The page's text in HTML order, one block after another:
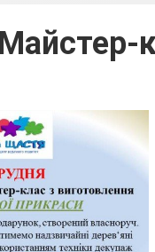
Майстер-